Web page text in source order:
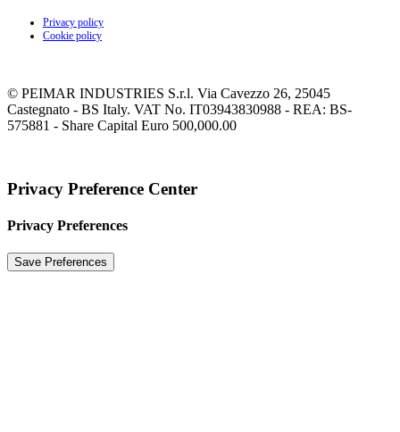
Privacy policy
Cookie policy
© PEIMAR INDUSTRIES S.r.l. Via Cavezzo 26, 25045
Castegnato - BS Italy. VAT No. IT03943830988 - REA: BS-
575881 - Share Capital Euro 500,000.00
Privacy Preference Center
Privacy Preferences